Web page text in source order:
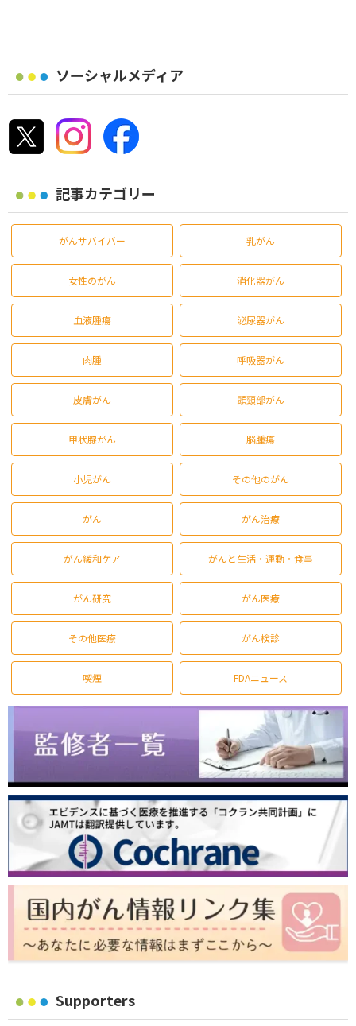
ソーシャルメディア
記事カテゴリー
がんサバイバー 乳がん
女性のがん 消化器がん
血液腫瘍 泌尿器がん
肉腫 呼吸器がん
皮膚がん 頭頸部がん
甲状腺がん 脳腫瘍
小児がん その他のがん
がん がん治療
がん緩和ケア がんと生活・運動・食事
がん研究 がん医療
その他医療 がん検診
喫煙 FDAニュース
Supporters